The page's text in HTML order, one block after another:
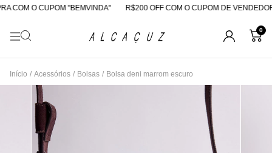
COM O CUPOM "BEMVINDA" R$200 OFF COM O CUPOM DE VENDEDORA
0
Início / Acessórios / Bolsas / Bolsa deni marrom escuro